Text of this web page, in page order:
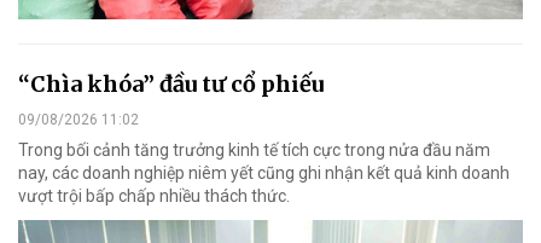
“Chìa khóa” đầu tư cổ phiếu
09/08/2026 11:02
Trong bối cảnh tăng trưởng kinh tế tích cực trong nửa đầu năm
nay, các doanh nghiệp niêm yết cũng ghi nhận kết quả kinh doanh
vượt trội bấp chấp nhiều thách thức.